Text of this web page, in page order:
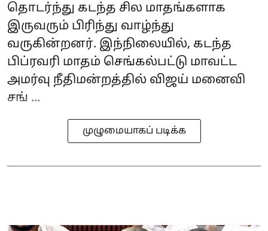
தொடர்ந்து கடந்த சில மாதங்களாக
இருவரும் பிரிந்து வாழ்ந்து
வருகின்றனர். இந்நிலையில், கடந்த
பிப்ரவரி மாதம் செங்கல்பட்டு மாவட்ட
அமர்வு நீதிமன்றத்தில் விஜய் மனைவி
சங் ...
முழுமையாகப் படிக்க